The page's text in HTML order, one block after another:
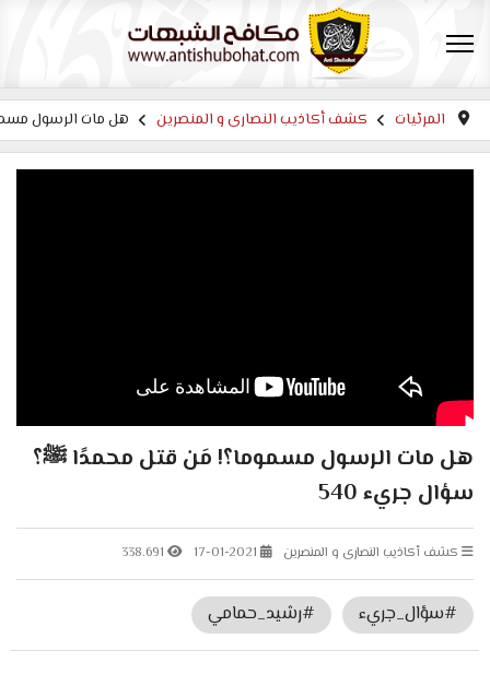
المرئيات كشف أكاذيب النصارى و المنصرين هل مات الرسول
هل مات الرسول مسموما؟! مَن قتل محمدًا ﷺ؟
سؤال جريء 540
كشف أكاذيب النصارى و المنصرين 17-01-2021
338.691
#سؤال_جريء #رشيد_حمامي